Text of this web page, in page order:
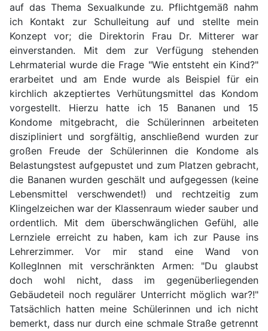
auf das Thema Sexualkunde zu. Pflichtgemäß nahm
ich Kontakt zur Schulleitung auf und stellte mein
Konzept vor; die Direktorin Frau Dr. Mitterer war
einverstanden. Mit dem zur Verfügung stehenden
Lehrmaterial wurde die Frage "Wie entsteht ein Kind?"
erarbeitet und am Ende wurde als Beispiel für ein
kirchlich akzeptiertes Verhütungsmittel das Kondom
vorgestellt. Hierzu hatte ich 15 Bananen und 15
Kondome mitgebracht, die Schülerinnen arbeiteten
diszipliniert und sorgfältig, anschließend wurden zur
großen Freude der Schülerinnen die Kondome als
Belastungstest aufgepustet und zum Platzen gebracht,
die Bananen wurden geschält und aufgegessen (keine
Lebensmittel verschwendet!) und rechtzeitig zum
Klingelzeichen war der Klassenraum wieder sauber und
ordentlich. Mit dem überschwänglichen Gefühl, alle
Lernziele erreicht zu haben, kam ich zur Pause ins
Lehrerzimmer. Vor mir stand eine Wand von
KollegInnen mit verschränkten Armen: "Du glaubst
doch wohl nicht, dass im gegenüberliegenden
Gebäudeteil noch regulärer Unterricht möglich war?!"
Tatsächlich hatten meine Schülerinnen und ich nicht
bemerkt, dass nur durch eine schmale Straße getrennt